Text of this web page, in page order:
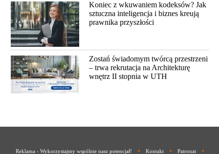
Koniec z wkuwaniem kodeksów? Jak
sztuczna inteligencja i biznes kreują
prawnika przyszłości
Zostań świadomym twórcą przestrzeni
– trwa rekrutacja na Architekturę
wnętrz II stopnia w UTH
Reklama - Wykorzystajmy wspólnie nasz potencjał! • Kontakt • Patronat •